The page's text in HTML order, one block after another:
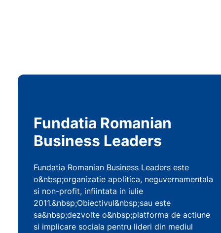
Fundatia Romanian
Business Leaders
Fundatia Romanian Business Leaders este
o&nbsp;organizatie apolitica, neguvernamentala
si non-profit, infiintata in iulie
2011.&nbsp;Obiectivul&nbsp;sau este
sa&nbsp;dezvolte o&nbsp;platforma de actiune
si implicare sociala pentru lideri din mediul